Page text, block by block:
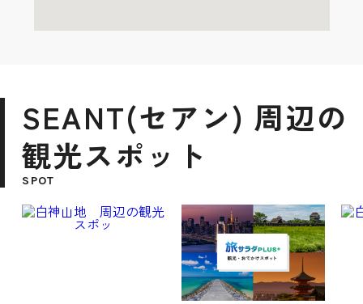
SEANT(セアン) 周辺の
観光スポット
SPOT